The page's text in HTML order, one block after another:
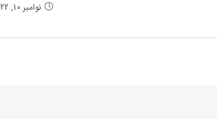
نوامبر 10, 2022